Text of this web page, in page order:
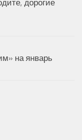
на январь